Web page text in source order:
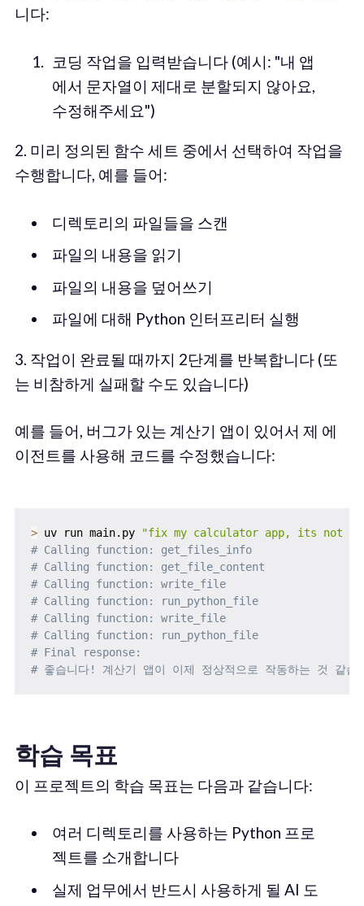
니다:
코딩 작업을 입력받습니다 (예시: "내 앱
에서 문자열이 제대로 분할되지 않아요,
수정해주세요")
2. 미리 정의된 함수 세트 중에서 선택하여 작업을
수행합니다, 예를 들어:
디렉토리의 파일들을 스캔
파일의 내용을 읽기
파일의 내용을 덮어쓰기
파일에 대해 Python 인터프리터 실행
3. 작업이 완료될 때까지 2단계를 반복합니다 (또
는 비참하게 실패할 수도 있습니다)
예를 들어, 버그가 있는 계산기 앱이 있어서 제 에
이전트를 사용해 코드를 수정했습니다:
> uv run main.py
"fix my calculator app, its not
# Calling function: get_files_info
# Calling function: get_file_content
# Calling function: write_file
# Calling function: run_python_file
# Calling function: write_file
# Calling function: run_python_file
# Final response:
# 좋습니다! 계산기 앱이 이제 정상적으로 작동하는 것 같
학습 목표
이 프로젝트의 학습 목표는 다음과 같습니다:
여러 디렉토리를 사용하는 Python 프로
젝트를 소개합니다
실제 업무에서 반드시 사용하게 될 AI 도